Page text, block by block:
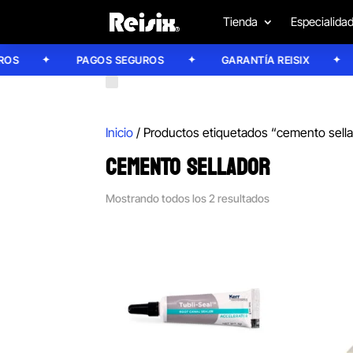
Tienda
PAGOS SEGUROS GARANTÍA REISIX
Inicio / Productos etiquetados “cemento
CEMENTO SELLADOR
Mostrando todos los 2 resultados